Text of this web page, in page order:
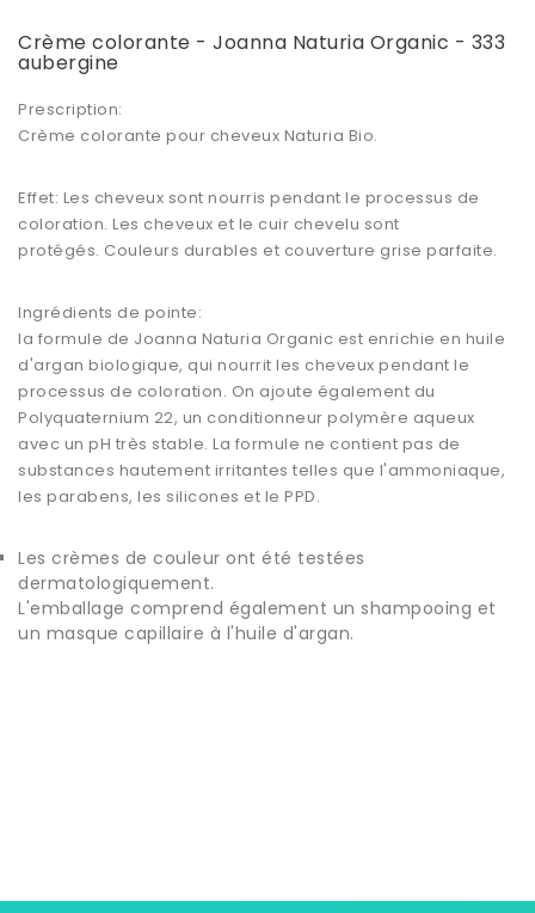
Crème colorante - Joanna Naturia Organic - 333
aubergine
Prescription:
Crème colorante pour cheveux Naturia Bio.
Effet: Les cheveux sont nourris pendant le processus de
coloration. Les cheveux et le cuir chevelu sont
protégés. Couleurs durables et couverture grise parfaite.
Ingrédients de pointe:
la formule de Joanna Naturia Organic est enrichie en huile
d'argan biologique, qui nourrit les cheveux pendant le
processus de coloration. On ajoute également du
Polyquaternium 22, un conditionneur polymère aqueux
avec un pH très stable. La formule ne contient pas de
substances hautement irritantes telles que l'ammoniaque,
les parabens, les silicones et le PPD.
Les crèmes de couleur ont été testées
dermatologiquement.
L'emballage comprend également un shampooing et
un masque capillaire à l'huile d'argan.